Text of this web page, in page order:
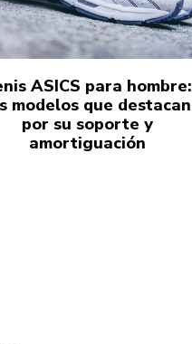
ASICS para hombre:
modelos que destacan
por su soporte y
amortiguación